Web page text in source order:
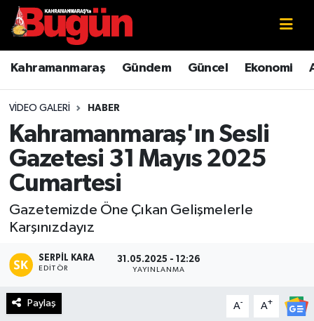
Kahramanmaraş Gündem Güncel Ekonomi
VIDEO GALERI HABER
Kahramanmaraş'ın Sesli
Gazetesi 31 Mayıs 2025
Cumartesi
Gazetemizde Öne Çıkan Gelişmelerle
Karşınızdayız
SERPIL KARA
EDITÖR
31.05.2025 - 12:26
YAYINLANMA
Paylaş A- A+
Kahramanmaraş
Kahramanmaraş Sokak Röportajları
Bilim ve Teknoloji
Çevre
Ekonomi
Genel
Güncel
Kahramanmaraş Nöbetçi Eczaneler
Kahramanmaraş Hava Durumu
Kahramanmaraş Namaz Vakitleri
Kahramanmaraş Trafik Yoğunluk Haritası
Tüm Manşetler
Son Dakika Haberleri
Haber Arşivi